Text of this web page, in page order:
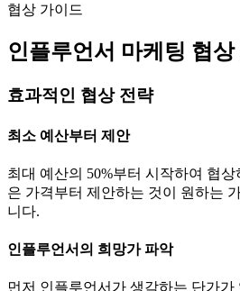
협상 가이드
인플루언서 마케팅 협상
효과적인 협상 전략
최소 예산부터 제안
최대 예산의 50%부터 시작하여 협
은 가격부터 제안하는 것이 원하는
니다.
인플루언서의 희망가 파악
먼저 인플루언서가 생각하는 단가가